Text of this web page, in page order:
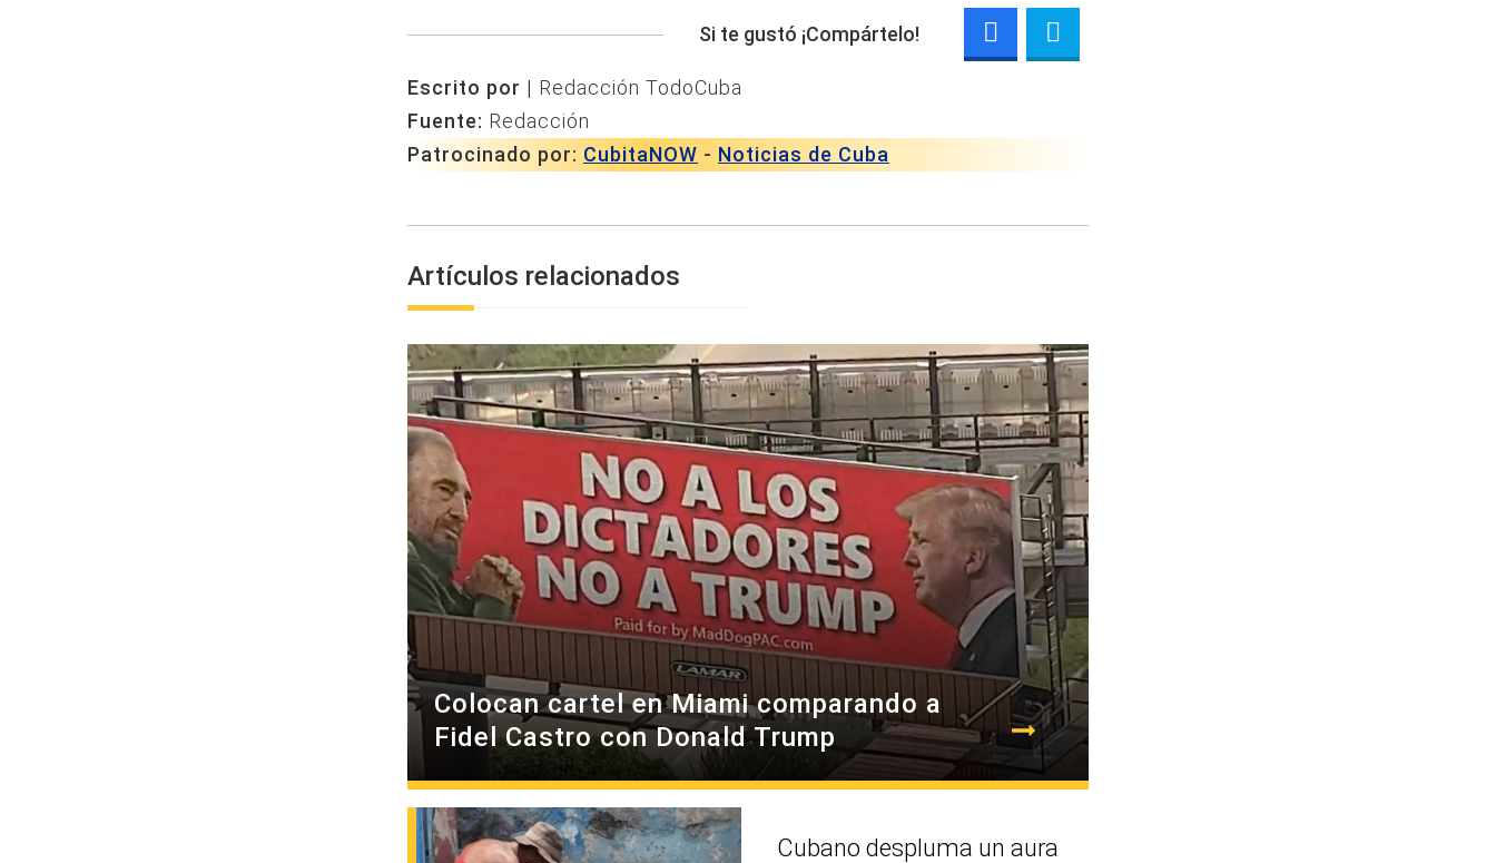
Si te gustó ¡Compártelo!
Escrito por | Redacción TodoCuba
Fuente: Redacción
Patrocinado por: CubitaNOW - Noticias de Cuba
Artículos relacionados
Colocan cartel en Miami comparando a
Fidel Castro con Donald Trump
Cubano despluma un aura